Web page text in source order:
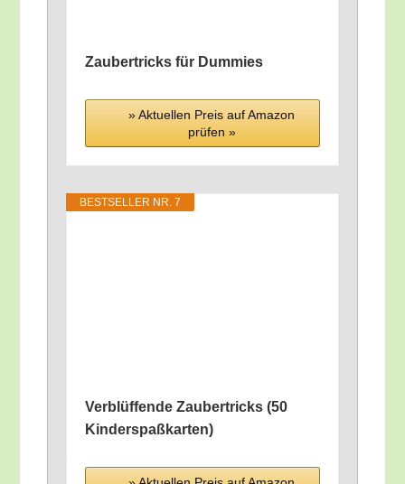
Zau­ber­tricks für Dummies
» Aktu­el­len Preis auf Ama­zon
prü­fen »
BEST­SEL­LER NR. 7
Ver­blüf­fen­de Zau­ber­tricks (50
Kinderspaßkarten)